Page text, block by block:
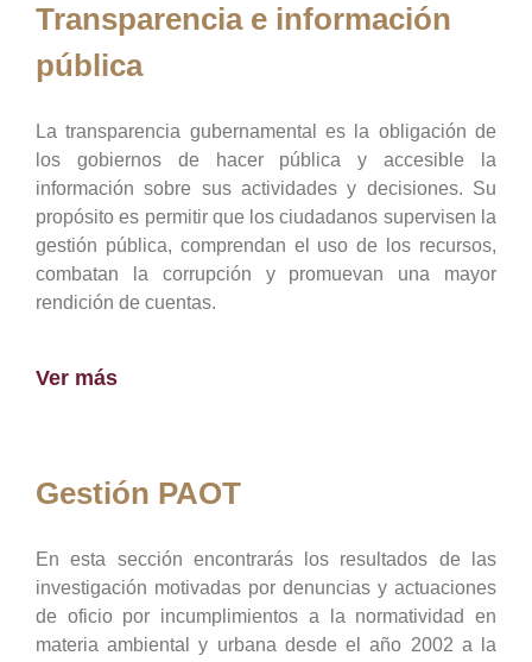
Transparencia e información
pública
La transparencia gubernamental es la obligación de
los gobiernos de hacer pública y accesible la
información sobre sus actividades y decisiones. Su
propósito es permitir que los ciudadanos supervisen la
gestión pública, comprendan el uso de los recursos,
combatan la corrupción y promuevan una mayor
rendición de cuentas.
Ver más
Gestión PAOT
En esta sección encontrarás los resultados de las
investigación motivadas por denuncias y actuaciones
de oficio por incumplimientos a la normatividad en
materia ambiental y urbana desde el año 2002 a la